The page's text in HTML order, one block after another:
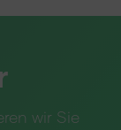
wir Sie